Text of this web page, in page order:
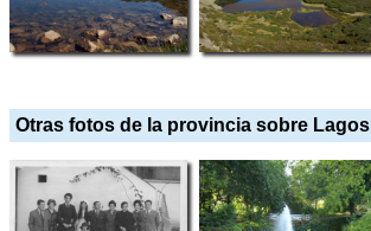
Otras fotos de la provincia sobre Lagos